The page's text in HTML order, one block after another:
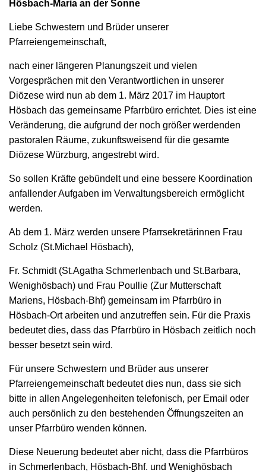
Hösbach-Maria an der Sonne
Liebe Schwestern und Brüder unserer
Pfarreiengemeinschaft,
nach einer längeren Planungszeit und vielen
Vorgesprächen mit den Verantwortlichen in unserer
Diözese wird nun ab dem 1. März 2017 im Hauptort
Hösbach das gemeinsame Pfarrbüro errichtet. Dies ist eine
Veränderung, die aufgrund der noch größer werdenden
pastoralen Räume, zukunftsweisend für die gesamte
Diözese Würzburg, angestrebt wird.
So sollen Kräfte gebündelt und eine bessere Koordination
anfallender Aufgaben im Verwaltungsbereich ermöglicht
werden.
Ab dem 1. März werden unsere Pfarrsekretärinnen Frau
Scholz (St.Michael Hösbach),
Fr. Schmidt (St.Agatha Schmerlenbach und St.Barbara,
Wenighösbach) und Frau Poullie (Zur Mutterschaft
Mariens, Hösbach-Bhf) gemeinsam im Pfarrbüro in
Hösbach-Ort arbeiten und anzutreffen sein. Für die Praxis
bedeutet dies, dass das Pfarrbüro in Hösbach zeitlich noch
besser besetzt sein wird.
Für unsere Schwestern und Brüder aus unserer
Pfarreiengemeinschaft bedeutet dies nun, dass sie sich
bitte in allen Angelegenheiten telefonisch, per Email oder
auch persönlich zu den bestehenden Öffnungszeiten an
unser Pfarrbüro wenden können.
Diese Neuerung bedeutet aber nicht, dass die Pfarrbüros
in Schmerlenbach, Hösbach-Bhf. und Wenighösbach